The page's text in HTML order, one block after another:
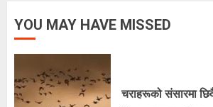
चराहरूको संसारमा
२०८३ श्रावण २३, शनिबार
YOU MAY HAVE MISSED
चराहरूको संसारमा